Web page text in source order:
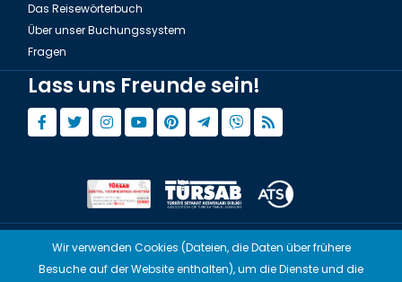
Das Reisewörterbuch
Über unser Buchungssystem
Fragen
Lass uns Freunde sein!
© Copyright 2015 - 2026,Tourwix.de
Wir verwenden Cookies (Dateien, die Daten über frühere
Besuche auf der Website enthalten), um die Dienste und die